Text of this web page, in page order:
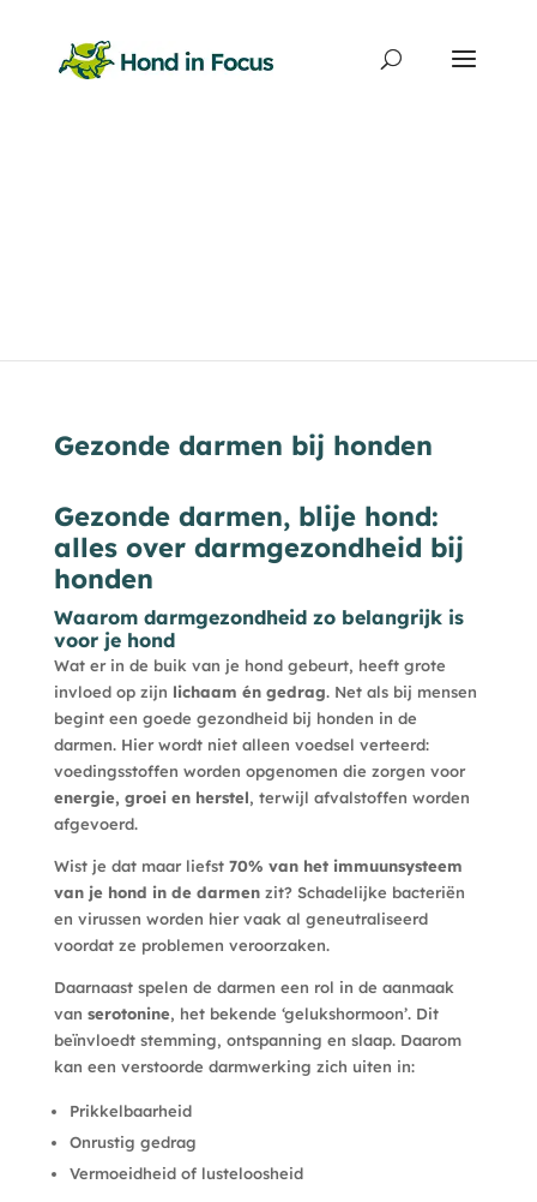
Gezonde darmen bij honden
Gezonde darmen, blije hond:
alles over darmgezondheid bij
honden
Waarom darmgezondheid zo belangrijk is
voor je hond
Wat er in de buik van je hond gebeurt, heeft grote
invloed op zijn lichaam én gedrag. Net als bij mensen
begint een goede gezondheid bij honden in de
darmen. Hier wordt niet alleen voedsel verteerd:
voedingsstoffen worden opgenomen die zorgen voor
energie, groei en herstel, terwijl afvalstoffen worden
afgevoerd.
Wist je dat maar liefst 70% van het immuunsysteem
van je hond in de darmenzit? Schadelijke bacteriën
en virussen worden hier vaak al geneutraliseerd
voordat ze problemen veroorzaken.
Daarnaast spelen de darmen een rol in de aanmaak
van serotonine, het bekende ‘gelukshormoon’. Dit
beïnvloedt stemming, ontspanning en slaap. Daarom
kan een verstoorde darmwerking zich uiten in:
Prikkelbaarheid
Onrustig gedrag
Vermoeidheid of lusteloosheid